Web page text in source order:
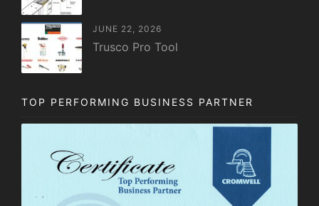
JUNE 22, 2026
Trusco Pro Tool
TOP PERFORMING BUSINESS PARTNER